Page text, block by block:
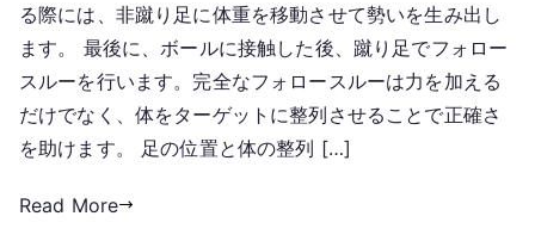
る際には、非蹴り足に体重を移動させて勢いを生み出し
ます。 最後に、ボールに接触した後、蹴り足でフォロー
スルーを行います。完全なフォロースルーは力を加える
だけでなく、体をターゲットに整列させることで正確さ
を助けます。 足の位置と体の整列 […]
Read More